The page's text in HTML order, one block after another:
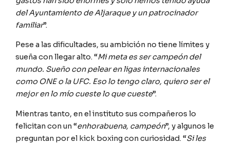
del Ayuntamiento de Aljaraque y un patrocinador
familiar”.
Pese a las dificultades, su ambición no tiene límites y
sueña con llegar alto. “Mi meta es ser campeón del
mundo. Sueño con pelear en ligas internacionales
como ONE o la UFC. Eso lo tengo claro, quiero ser el
mejor en lo mío cueste lo que cueste”.
Mientras tanto, en el instituto sus compañeros lo
felicitan con un “enhorabuena, campeón”, y algunos le
preguntan por el kick boxing con curiosidad. “Si les